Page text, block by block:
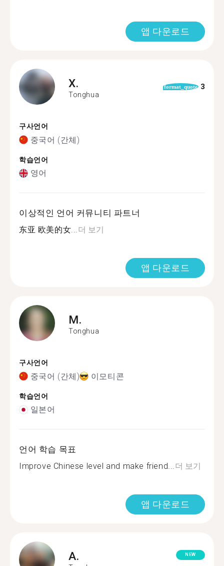
앱 다운로드
X.
Tonghua
format_quote 3
구사언어
중국어 (간체)
학습언어
영어
이상적인 언어 커뮤니티 파트너
东亚 欧美的女...더 보기
앱 다운로드
M.
Tonghua
구사언어
중국어 (간체) 이모티콘
학습언어
일본어
언어 학습 목표
Improve Chinese level and make friend...더 보기
앱 다운로드
A. NEW